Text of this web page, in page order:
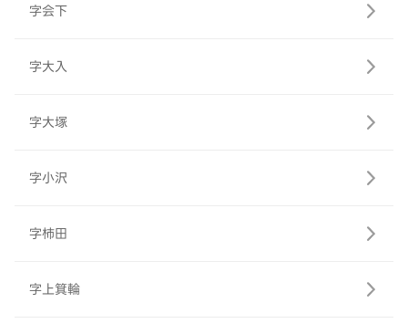
字会下
字大入
字大塚
字小沢
字柿田
字上箕輪